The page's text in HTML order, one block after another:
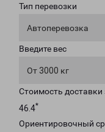
Тип перевозки
Автоперевозка
Введите вес
От 3000 кг
Стоимость
46.4*
Ориентировочный